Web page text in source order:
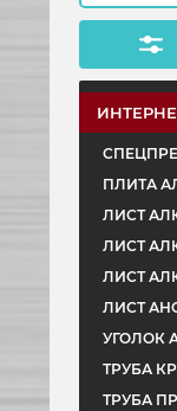
ПЛИТА
ЛИСТ
ЛИСТ
ЛИСТ
ЛИСТ
УГОЛОК
ТРУБА
ТРУБА